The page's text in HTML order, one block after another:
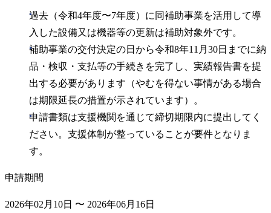
過去（令和4年度〜7年度）に同補助事業を活用して導
入した設備又は機器等の更新は補助対象外です。
補助事業の交付決定の日から令和8年11月30日までに納
品・検収・支払等の手続きを完了し、実績報告書を提
出する必要があります（やむを得ない事情がある場合
は期限延長の措置が示されています）。
申請書類は支援機関を通じて締切期限内に提出してく
ださい。支援体制が整っていることが要件となりま
す。
申請期間
2026年02月10日 〜 2026年06月16日